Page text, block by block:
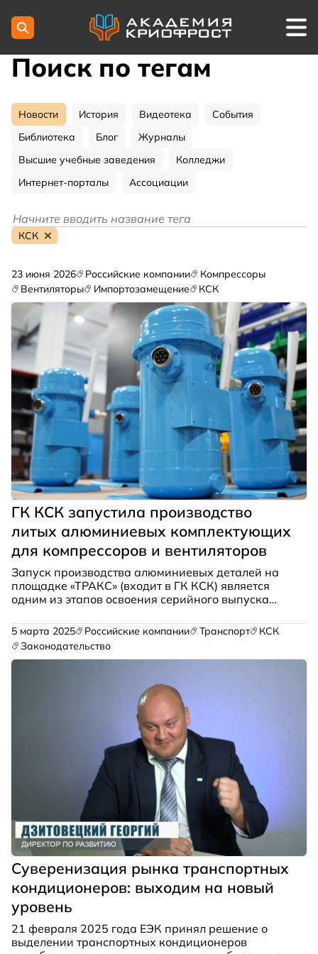
Поиск по тегам
Новости История Видеотека
События
Библиотека
Блог
Журналы
Высшие учебные заведения
Колледжи
Интернет-порталы
Ассоциации
КСК
23 июня 2026 Российские компании
Компрессоры
Вентиляторы
Импортозамещение КСК
ГК КСК запустила производство
литых алюминиевых комплектующих
для компрессоров и вентиляторов
Запуск производства алюминиевых деталей на
площадке «ТРАКС» (входит в ГК КСК) является
одним из этапов освоения серийного выпуска
климатических систем — компрессоров,
вентиляторов и электродвигателей к ним.
5 марта 2025 Российские компании Транспорт
КСК
Законодательство
Суверенизация рынка транспортных
кондиционеров: выходим на новый
уровень
21 февраля 2025 года ЕЭК принял решение о
выделении транспортных кондиционеров